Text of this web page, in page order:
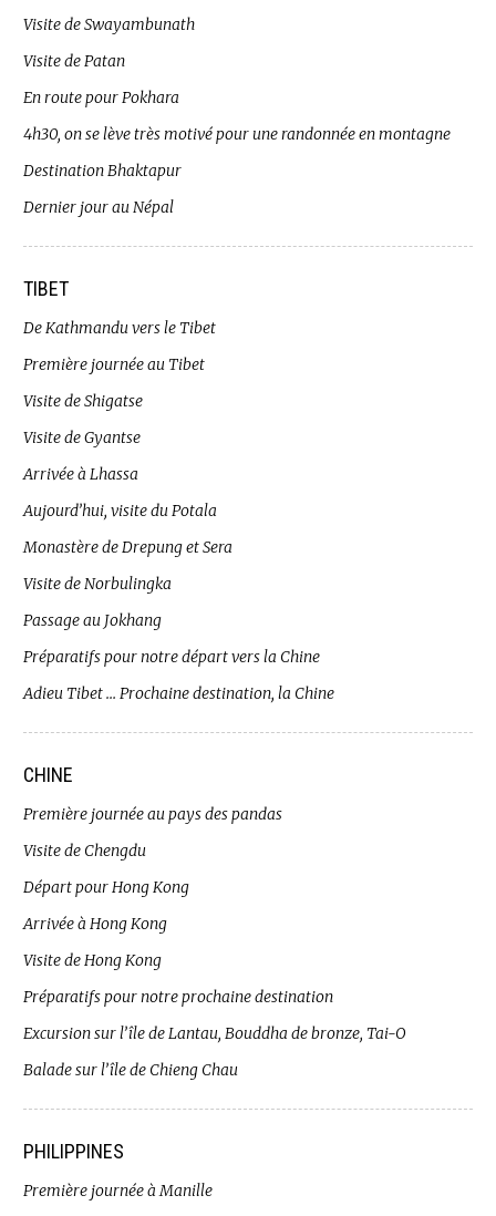
Visite de Swayambunath
Visite de Patan
En route pour Pokhara
4h30, on se lève très motivé pour une randonnée en montagne
Destination Bhaktapur
Dernier jour au Népal
TIBET
De Kathmandu vers le Tibet
Première journée au Tibet
Visite de Shigatse
Visite de Gyantse
Arrivée à Lhassa
Aujourd’hui, visite du Potala
Monastère de Drepung et Sera
Visite de Norbulingka
Passage au Jokhang
Préparatifs pour notre départ vers la Chine
Adieu Tibet … Prochaine destination, la Chine
CHINE
Première journée au pays des pandas
Visite de Chengdu
Départ pour Hong Kong
Arrivée à Hong Kong
Visite de Hong Kong
Préparatifs pour notre prochaine destination
Excursion sur l’île de Lantau, Bouddha de bronze, Tai-O
Balade sur l’île de Chieng Chau
PHILIPPINES
Première journée à Manille